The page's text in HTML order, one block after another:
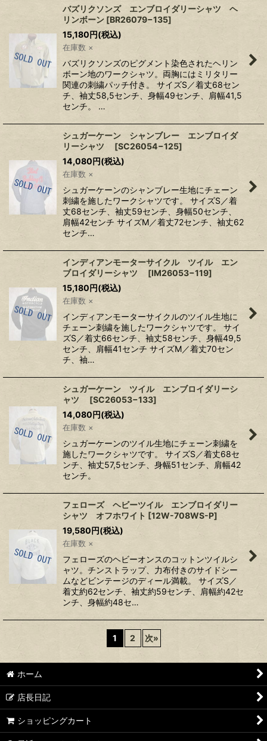
バズリクソンズ エンブロイダリーシャツ ヘ
リンボーン [BR26079−135]
15,180円(税込)
在庫数 ×
バズリクソンズのピグメント染色されたヘリン
ボーン地のワークシャツ。両胸にはミリタリー
関連の刺繍パッチ付き。 サイズS／着丈68セン
チ、袖丈58,5センチ、身幅49センチ、肩幅41,5
センチ。 …
シュガーケーン シャンブレー エンブロイダ
リーシャツ
[SC26054−125]
14,080円(税込)
在庫数 ×
シュガーケーンのシャンブレー生地にチェーン
刺繍を施したワークシャツです。 サイズS／着
丈68センチ、袖丈59センチ、身幅50センチ、
肩幅42センチ サイズM／着丈72センチ、袖丈62
センチ…
インディアンモーターサイクル ツイル エン
ブロイダリーシャツ
[IM26053−119]
15,180円(税込)
在庫数 ×
インディアンモーターサイクルのツイル生地に
チェーン刺繍を施したワークシャツです。 サイ
ズS／着丈66センチ、袖丈58センチ、身幅49,5
センチ、肩幅41センチ サイズM／着丈70セン
チ、袖…
シュガーケーン ツイル エンブロイダリーシ
ャツ
[SC26053−133]
14,080円(税込)
在庫数 ×
シュガーケーンのツイル生地にチェーン刺繍を
施したワークシャツです。 サイズS／着丈68セ
ンチ、袖丈57,5センチ、身幅51センチ、肩幅42
センチ。
フェローズ ヘビーツイル エンブロイダリー
シャツ オフホワイト [12W-708WS-P]
19,580円(税込)
在庫数 ×
フェローズのヘビーオンスのコットンツイルシ
ャツ。チンストラップ、力布付きのサイドシー
ムなどビンテージのディール満載。 サイズS／
着丈約62センチ、袖丈約59センチ、肩幅約42セ
ンチ、身幅約48セ…
1 2 次»
ホーム
店長日記
ショッピングカート